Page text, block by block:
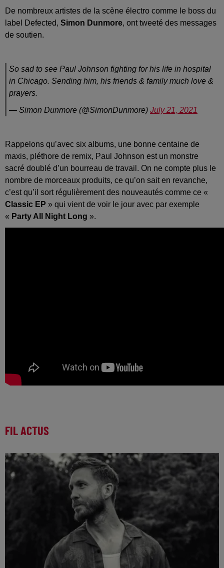
De nombreux artistes de la scène électro comme le boss du
label Defected, Simon Dunmore, ont tweeté des messages
de soutien.
So sad to see Paul Johnson fighting for his life in hospital
in Chicago. Sending him, his friends & family much love &
prayers.
— Simon Dunmore (@SimonDunmore) July 21, 2021
Rappelons qu’avec six albums, une bonne centaine de
maxis, pléthore de remix, Paul Johnson est un monstre
sacré doublé d’un bourreau de travail. On ne compte plus le
nombre de morceaux produits, ce qu’on sait en revanche,
c’est qu’il sort régulièrement des nouveautés comme ce «
Classic EP » qui vient de voir le jour avec par exemple
« Party All Night Long ».
FIL ACTUS